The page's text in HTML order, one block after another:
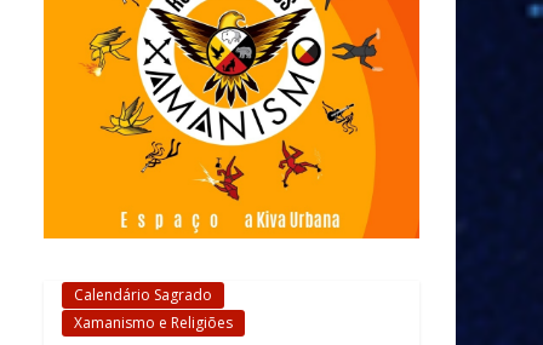
Calendário Sagrado
Xamanismo e Religiões